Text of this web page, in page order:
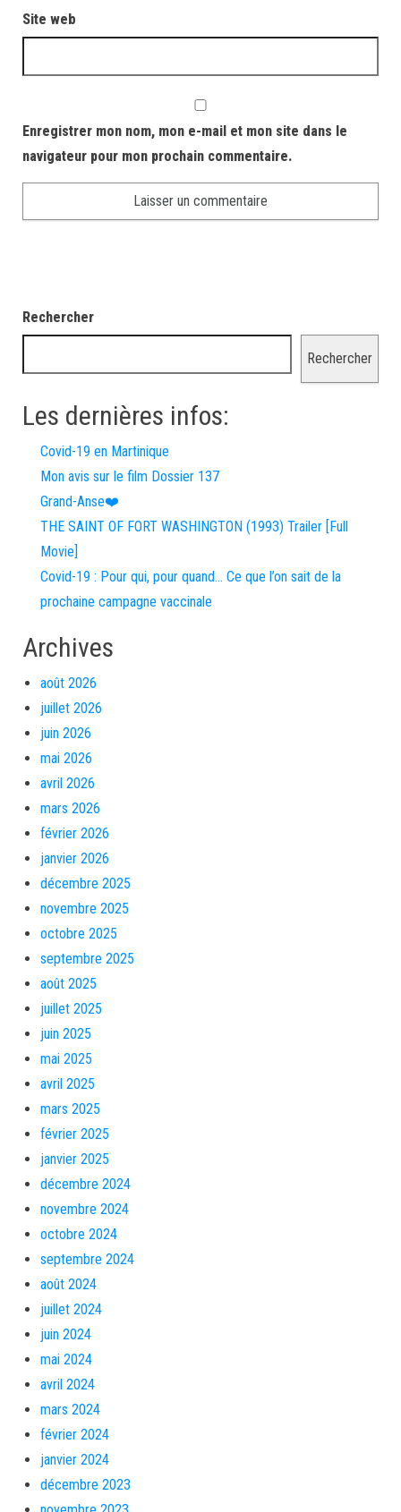
Site web
Enregistrer mon nom, mon e-mail et mon site dans le
navigateur pour mon prochain commentaire.
Rechercher
Rechercher
Les dernières infos:
Covid-19 en Martinique
Mon avis sur le film Dossier 137
Grand-Anse❤️
THE SAINT OF FORT WASHINGTON (1993) Trailer [Full
Movie]
Covid-19 : Pour qui, pour quand… Ce que l’on sait de la
prochaine campagne vaccinale
Archives
août 2026
juillet 2026
juin 2026
mai 2026
avril 2026
mars 2026
février 2026
janvier 2026
décembre 2025
novembre 2025
octobre 2025
septembre 2025
août 2025
juillet 2025
juin 2025
mai 2025
avril 2025
mars 2025
février 2025
janvier 2025
décembre 2024
novembre 2024
octobre 2024
septembre 2024
août 2024
juillet 2024
juin 2024
mai 2024
avril 2024
mars 2024
février 2024
janvier 2024
décembre 2023